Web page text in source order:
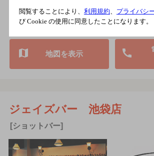
18席
店内喫煙可（禁煙席なし）
地図を表示
ジェイズバー 池袋店
[ショットバー]
閲覧することにより、 利用規約、 プライバシ
び Cookie の使用に同意したことになります。